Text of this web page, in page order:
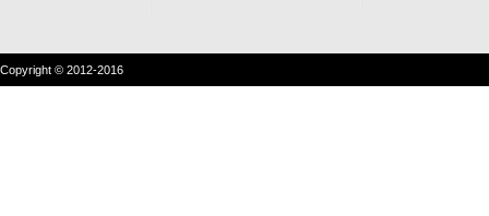
Copyright © 2012-2016